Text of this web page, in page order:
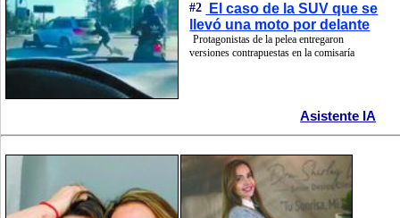
#2
El caso de la SUV que se
llevó una moto por delante
Protagonistas de la pelea entregaron
versiones contrapuestas en la comisaría
Asistente IA